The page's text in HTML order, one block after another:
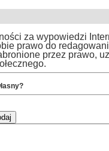
za wypowiedzi
prawo do
przez prawo,